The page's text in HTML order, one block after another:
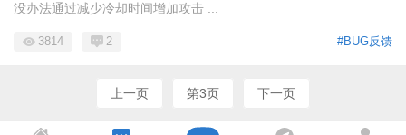
没办法通过减少冷却时间增加攻击 ...
#BUG反馈
3814 2
上一页 第3页 下一页